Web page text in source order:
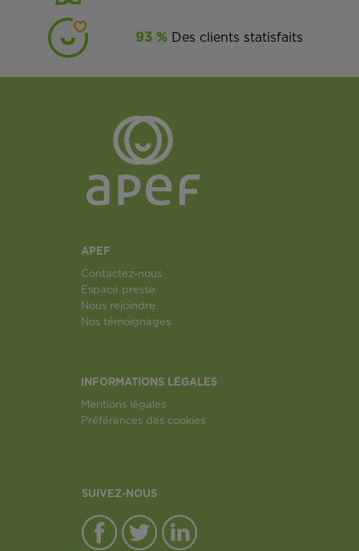
93 % Des clients statisfaits
APEF
Contactez-nous
Espace presse
Nous rejoindre
Nos témoignages
INFORMATIONS LÉGALES
Mentions légales
Préférences des cookies
SUIVEZ-NOUS